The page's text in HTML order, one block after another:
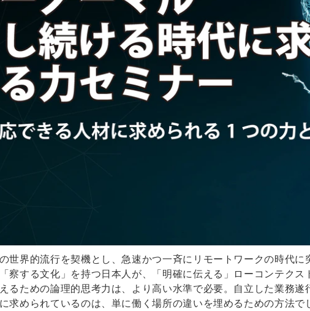
世界的流行を契機とし、急速かつ一斉にリモートワークの時代に
察する文化」を持つ日本人が、「明確に伝える」ローコンテク
るための論理的思考力は、より高い水準で必要。自立した業務遂
求められているのは、単に働く場所の違いを埋めるための方法で